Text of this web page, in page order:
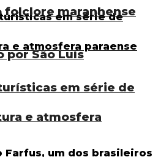
em série de
e atmosfera
folclore maranhense
por São Luís